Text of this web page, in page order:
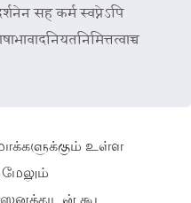
सह कर्म स्वप्नेऽपि
உள்ள